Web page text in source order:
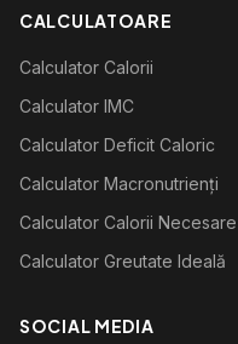
CALCULATOARE
Calculator Calorii
Calculator IMC
Calculator Deficit Caloric
Calculator Macronutrienți
Calculator Calorii Necesare
Calculator Greutate Ideală
SOCIAL MEDIA